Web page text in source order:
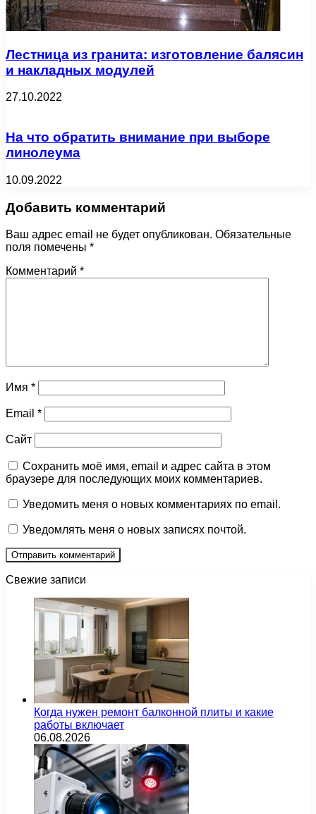
Лестница из гранита: изготовление балясин
и накладных модулей
27.10.2022
На что обратить внимание при выборе
линолеума
10.09.2022
Добавить комментарий
Ваш адрес email не будет опубликован. Обязательные
поля помечены *
Комментарий *
Имя *
Email *
Сайт
Сохранить моё имя, email и адрес сайта в этом
браузере для последующих моих комментариев.
Уведомить меня о новых комментариях по email.
Уведомлять меня о новых записях почтой.
Свежие записи
Когда нужен ремонт балконной плиты и какие
работы включает
06.08.2026